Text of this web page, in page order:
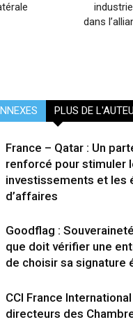
dans
PLUS DE
France – Qatar : Un
renforcé pour stimuler
investissements et les
d’affaires
Goodflag :
que doit vérifier une
de choisir sa signature
CCI France
directeurs des